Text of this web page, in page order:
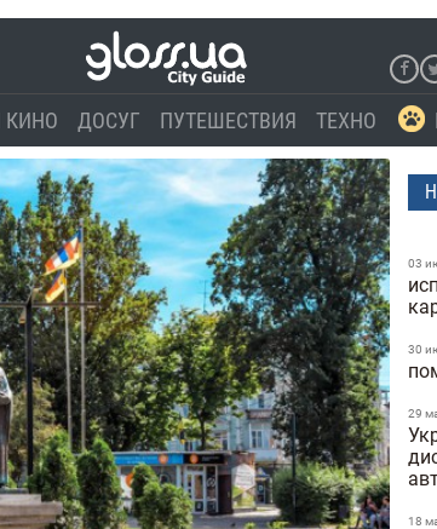
КИНО ДОСУГ ПУТЕШЕСТВИЯ ТЕХНО
03
30
29
18